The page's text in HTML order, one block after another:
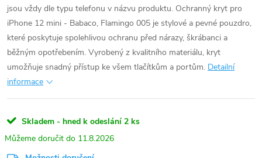
jsou vždy dle typu telefonu v názvu produktu. Ochranný kryt pro
iPhone 12 mini - Babaco, Flamingo 005 je stylové a pevné pouzdro,
které poskytuje spolehlivou ochranu před nárazy, škrábanci a
běžným opotřebením. Vyrobený z kvalitního materiálu, kryt
umožňuje snadný přístup ke všem tlačítkům a portům. Detailní
informace
Skladem - hned k odeslání 2 ks
11.8.2026